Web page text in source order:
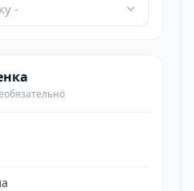
-